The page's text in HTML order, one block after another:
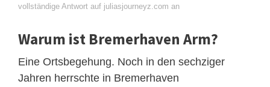
vollständige Antwort auf juliasjourneyz.com an
Warum ist Bremerhaven Arm?
Eine Ortsbegehung. Noch in den sechziger
Jahren herrschte in Bremerhaven